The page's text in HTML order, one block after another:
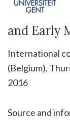
and Early
International
(Belgium),
2016
Source and